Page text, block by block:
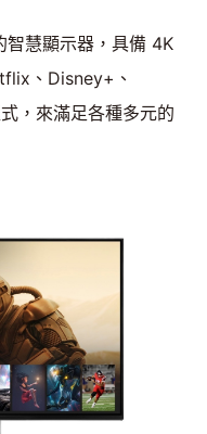
慧顯示器，具備 4K
、Disney+、
，來滿足各種多元的